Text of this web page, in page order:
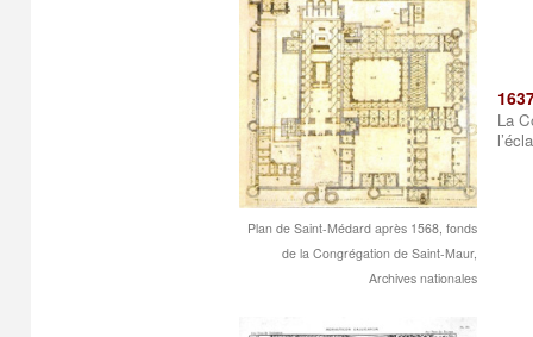
Plan de Saint-Médard après 1568, fonds
de la Congrégation de Saint-Maur,
Archives nationales
La